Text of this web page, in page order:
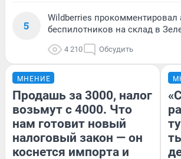
5
Wildberries прокомментировал
беспилотников на склад в
4 210 Обсудить
МНЕНИЕ
Продашь за 3000, налог
возьмут с 4000. Что
нам готовит новый
налоговый закон — он
коснется импорта и